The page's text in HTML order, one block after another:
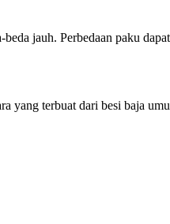
jauh. Perbedaan paku
yang terbuat dari besi baja